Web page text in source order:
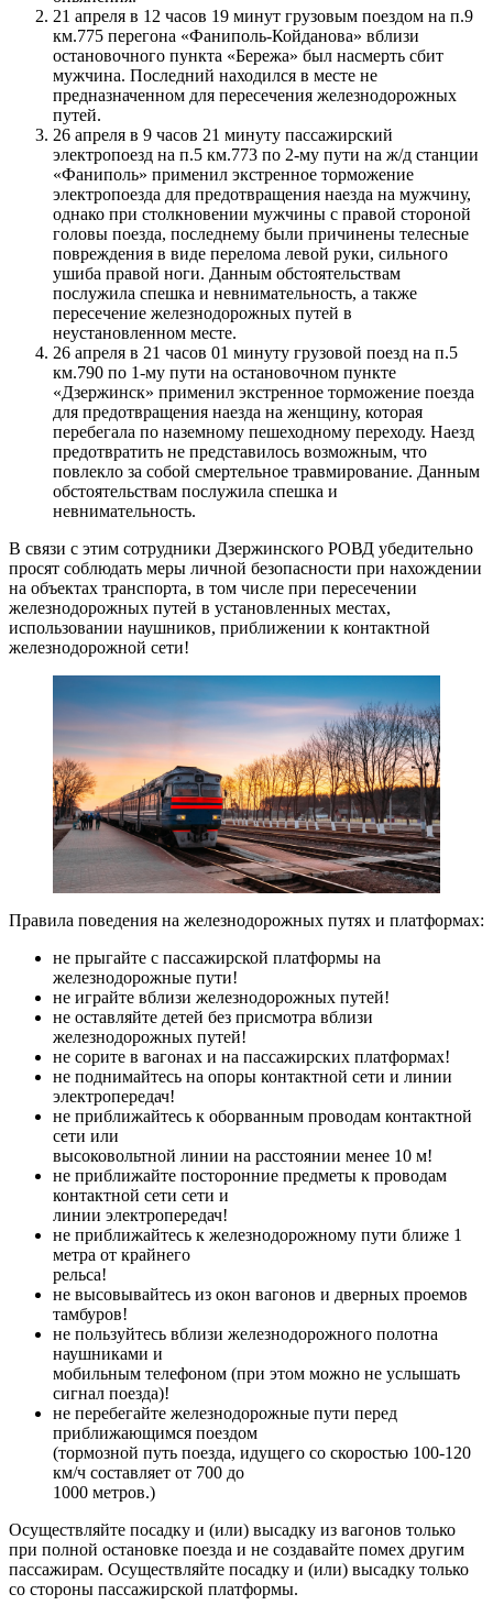
21 апреля в 12 часов 19 минут грузовым поездом на п.9
км.775 перегона «Фаниполь-Койданова» вблизи
остановочного пункта «Бережа» был насмерть сбит
мужчина. Последний находился в месте не
предназначенном для пересечения железнодорожных
путей.
26 апреля в 9 часов 21 минуту пассажирский
электропоезд на п.5 км.773 по 2-му пути на ж/д станции
«Фаниполь» применил экстренное торможение
электропоезда для предотвращения наезда на мужчину,
однако при столкновении мужчины с правой стороной
головы поезда, последнему были причинены телесные
повреждения в виде перелома левой руки, сильного
ушиба правой ноги. Данным обстоятельствам
послужила спешка и невнимательность, а также
пересечение железнодорожных путей в
неустановленном месте.
26 апреля в 21 часов 01 минуту грузовой поезд на п.5
км.790 по 1-му пути на остановочном пункте
«Дзержинск» применил экстренное торможение поезда
для предотвращения наезда на женщину, которая
перебегала по наземному пешеходному переходу. Наезд
предотвратить не представилось возможным, что
повлекло за собой смертельное травмирование. Данным
обстоятельствам послужила спешка и
невнимательность.
В связи с этим сотрудники Дзержинского РОВД убедительно
просят соблюдать меры личной безопасности при нахождении
на объектах транспорта, в том числе при пересечении
железнодорожных путей в установленных местах,
использовании наушников, приближении к контактной
железнодорожной сети!
Правила поведения на железнодорожных путях и платформах:
не прыгайте с пассажирской платформы на
железнодорожные пути!
не играйте вблизи железнодорожных путей!
не оставляйте детей без присмотра вблизи
железнодорожных путей!
не сорите в вагонах и на пассажирских платформах!
не поднимайтесь на опоры контактной сети и линии
электропередач!
не приближайтесь к оборванным проводам контактной
сети или
высоковольтной линии на расстоянии менее 10 м!
не приближайте посторонние предметы к проводам
контактной сети сети и
линии электропередач!
не приближайтесь к железнодорожному пути ближе 1
метра от крайнего
рельса!
не высовывайтесь из окон вагонов и дверных проемов
тамбуров!
не пользуйтесь вблизи железнодорожного полотна
наушниками и
мобильным телефоном (при этом можно не услышать
сигнал поезда)!
не перебегайте железнодорожные пути перед
приближающимся поездом
(тормозной путь поезда, идущего со скоростью 100-120
км/ч составляет от 700 до
1000 метров.)
Осуществляйте посадку и (или) высадку из вагонов только
при полной остановке поезда и не создавайте помех другим
пассажирам. Осуществляйте посадку и (или) высадку только
со стороны пассажирской платформы.